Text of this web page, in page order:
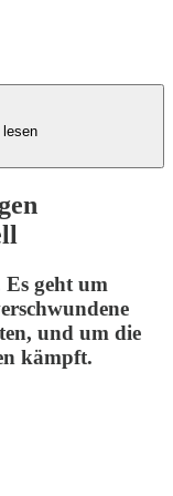
geht um
und um die
kämpft.